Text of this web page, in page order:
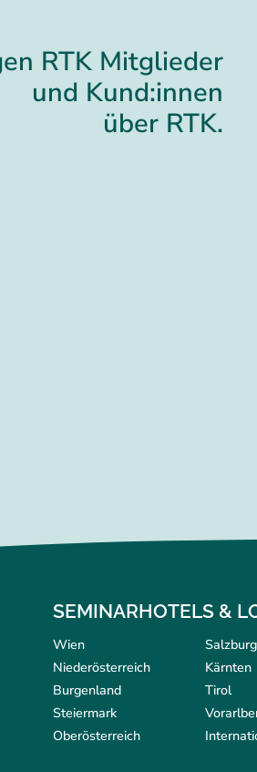
RTK Mitglieder
und Kund:innen
über RTK.
SEMINARHOTELS &
Wien
Niederösterreich
Burgenland
Steiermark
Oberösterreich
Salzburg
Kärnten
Tirol